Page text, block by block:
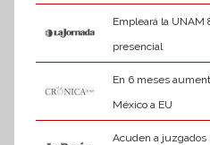
Empleará la UNAM
presencial
En 6 meses
México a EU
Acuden a juzgados